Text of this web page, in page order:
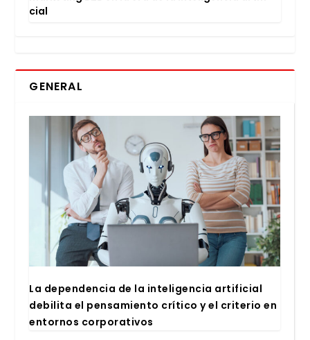
cial
GENERAL
La depen­den­cia de la inte­li­gen­cia arti­fi­cial
debi­li­ta el pen­sa­mien­to crí­ti­co y el cri­te­rio en
entor­nos cor­po­ra­ti­vos